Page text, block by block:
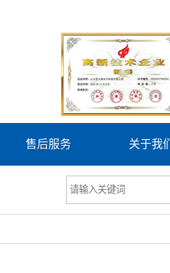
售后服务 关于我们